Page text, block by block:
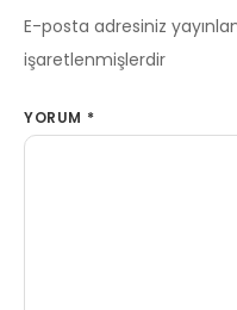
E-posta adresiniz
işaretlenmişlerdir
YORUM *